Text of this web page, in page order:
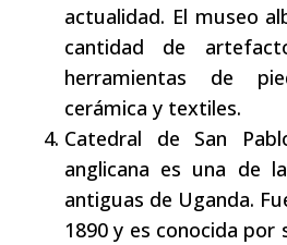
actualidad. El museo
cantidad de
herramientas de
cerámica y textiles.
Catedral de San
anglicana es una de
antiguas de Uganda.
1890 y es conocida